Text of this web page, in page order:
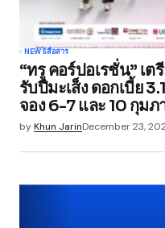
Your Name*
Your E-mail*
Save my name,
browser for the
Submit Comment
NEWSสื่อสาร
“ทรู คอร์ปอเรชั่น” เ
รับปีมะเส็ง ดอกเบี้ย
จอง 6-7 และ 10 กุม
byKhun JarinDecember 23,